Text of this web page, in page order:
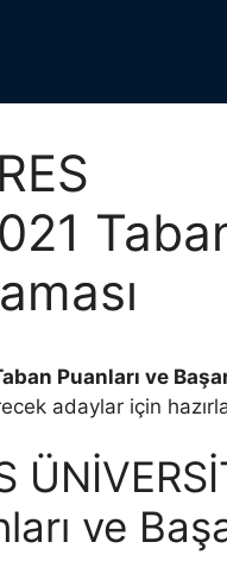
Puanları ve
adaylar için
ve